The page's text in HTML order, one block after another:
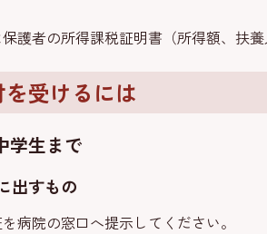
護者の所得課税証明書（所得額、扶
受けるには
学生まで
出すもの
病院の窓口へ提示してください。